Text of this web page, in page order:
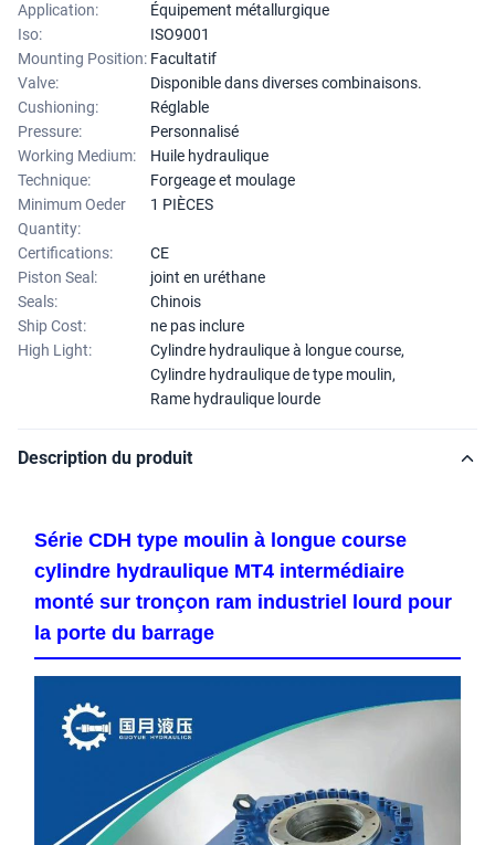
Application:
Équipement métallurgique
Iso:
ISO9001
Mounting Position: Facultatif
Valve:
Disponible dans diverses combinaisons.
Cushioning:
Réglable
Pressure:
Personnalisé
Working Medium:
Huile hydraulique
Technique:
Forgeage et moulage
Minimum Oeder
Quantity:
1 PIÈCES
Certifications:
CE
Piston Seal:
joint en uréthane
Seals:
Chinois
Ship Cost:
ne pas inclure
High Light:
Cylindre hydraulique à longue course,
Cylindre hydraulique de type moulin,
Rame hydraulique lourde
Description du produit
Série CDH type moulin à longue course
cylindre hydraulique MT4 intermédiaire
monté sur tronçon ram industriel lourd pour
la porte du barrage